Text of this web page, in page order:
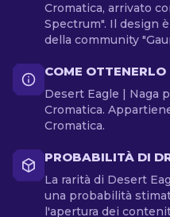
Cromatica, arrivato
Spectrum". Il design
della community
COME OTTENERLO
Desert Eagle | Naga
Cromatica.
Cromatica.
PROBABILITÀ DI
La rarità di Desert
una probabilità
l'apertura dei